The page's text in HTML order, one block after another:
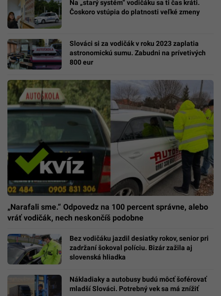
Na „starý systém“ vodičáku sa ti čas kráti.
Čoskoro vstúpia do platnosti veľké zmeny
Slováci si za vodičák v roku 2023 zaplatia
astronomickú sumu. Zabudni na prívetivých
800 eur
„Narafali sme.“ Odpovedz na 100 percent správne, alebo
vráť vodičák, nech neskončíš podobne
Bez vodičáku jazdil desiatky rokov, senior pri
zadržaní šokoval políciu. Bizár zažila aj
slovenská hliadka
Nákladiaky a autobusy budú môcť šoférovať
mladší Slováci. Potrebný vek sa má znížiť